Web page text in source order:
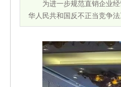
为进一步规范直销企业
华人民共和国反不正当竞争